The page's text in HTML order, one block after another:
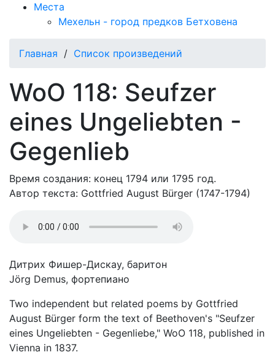
Места
Мехельн - город предков Бетховена
Главная / Список произведений
WoO 118: Seufzer
eines Ungeliebten -
Gegenlieb
Время создания: конец 1794 или 1795 год.
Автор текста: Gottfried August Bürger (1747-1794)
Дитрих Фишер-Дискау, баритон
Jörg Demus, фортепиано
Two independent but related poems by Gottfried
August Bürger form the text of Beethoven's "Seufzer
eines Ungeliebten - Gegenliebe," WoO 118, published in
Vienna in 1837.